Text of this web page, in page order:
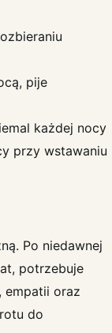
pije
każdej nocy
przy wstawaniu
Po niedawnej
potrzebuje
empatii oraz
do